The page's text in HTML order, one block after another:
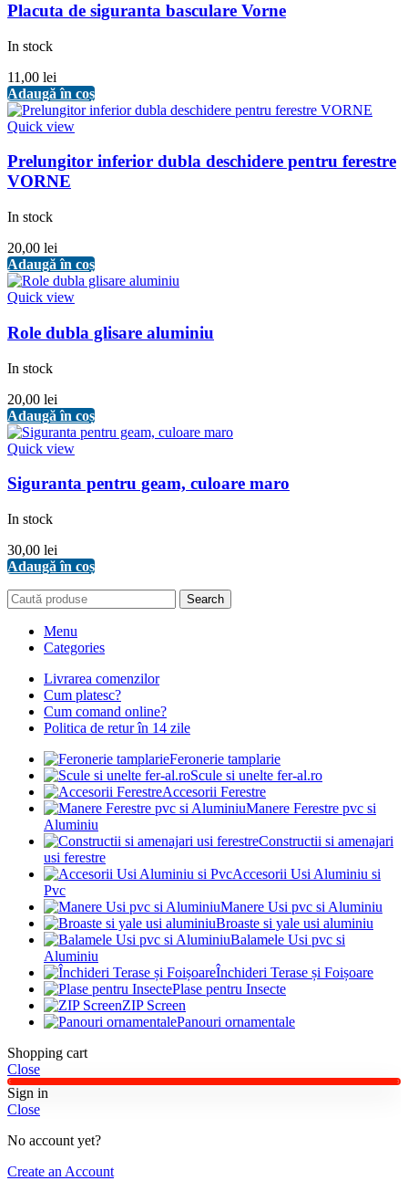
Placuta de siguranta basculare Vorne
In stock
11,00 lei
Adaugă în coș
Quick view
Prelungitor inferior dubla deschidere pentru ferestre
VORNE
In stock
20,00 lei
Adaugă în coș
Quick view
Role dubla glisare aluminiu
In stock
20,00 lei
Adaugă în coș
Quick view
Siguranta pentru geam, culoare maro
In stock
30,00 lei
Adaugă în coș
Search
Menu
Categories
Livrarea comenzilor
Cum platesc?
Cum comand online?
Politica de retur în 14 zile
Feronerie tamplarie
Scule si unelte fer-al.ro
Accesorii Ferestre
Manere Ferestre pvc si
Aluminiu
Constructii si amenajari
usi ferestre
Accesorii Usi Aluminiu si
Pvc
Manere Usi pvc si Aluminiu
Broaste si yale usi aluminiu
Balamele Usi pvc si
Aluminiu
Închideri Terase și Foișoare
Plase pentru Insecte
ZIP Screen
Panouri ornamentale
Shopping cart
Close
Sign in
Close
No account yet?
Create an Account